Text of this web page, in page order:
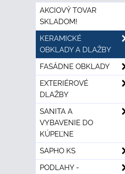
AKCIOVÝ TOVAR
SKLADOM!
KERAMICKÉ
OBKLADY A DLAŽBY
FASÁDNE OBKLADY
EXTERIÉROVÉ
DLAŽBY
SANITA A
VYBAVENIE DO
KÚPEĽNE
SAPHO KS
PODLAHY -